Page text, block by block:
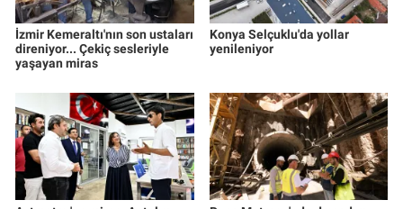
İzmir Kemeraltı'nın son ustaları
direniyor... Çekiç sesleriyle
yaşayan miras
Konya Selçuklu'da yollar
yenileniyor